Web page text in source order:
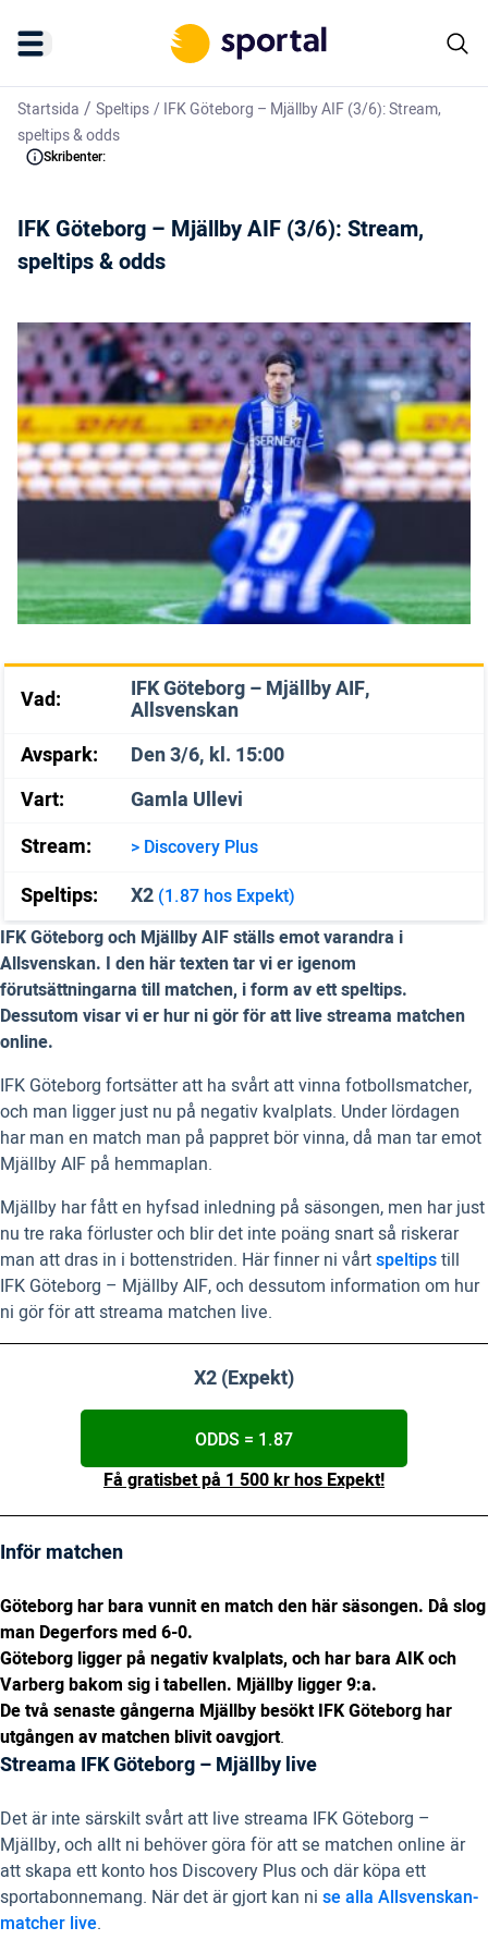
Startsida / Speltips/IFK Göteborg – Mjällby AIF (3/6): Stream,
speltips & odds
Skribenter:
IFK Göteborg – Mjällby AIF (3/6): Stream,
speltips & odds
Vad: IFK Göteborg – Mjällby AIF,
Allsvenskan
Avspark:
Den 3/6, kl. 15:00
Vart:
Gamla Ullevi
Stream:
> Discovery Plus
Speltips: X2 (1.87 hos Expekt)
IFK Göteborg och Mjällby AIF ställs emot varandra i
Allsvenskan. I den här texten tar vi er igenom
förutsättningarna till matchen, i form av ett speltips.
Dessutom visar vi er hur ni gör för att live streama matchen
online.
IFK Göteborg fortsätter att ha svårt att vinna fotbollsmatcher,
och man ligger just nu på negativ kvalplats. Under lördagen
har man en match man på pappret bör vinna, då man tar emot
Mjällby AIF på hemmaplan.
Mjällby har fått en hyfsad inledning på säsongen, men har just
nu tre raka förluster och blir det inte poäng snart så riskerar
man att dras in i bottenstriden. Här finner ni vårtspeltipstill
IFK Göteborg – Mjällby AIF, och dessutom information om hur
ni gör för att streama matchen live.
X2 (Expekt)
ODDS = 1.87
Få gratisbet på 1 500 kr hos Expekt!
Inför matchen
Göteborg har bara vunnit en match den här säsongen. Då slog
man Degerfors med 6-0.
Göteborg ligger på negativ kvalplats, och har bara AIK och
Varberg bakom sig i tabellen. Mjällby ligger 9:a.
De två senaste gångerna Mjällby besökt IFK Göteborg har
utgången av matchen blivit oavgjort.
Streama IFK Göteborg – Mjällby live
Det är inte särskilt svårt att live streama IFK Göteborg –
Mjällby, och allt ni behöver göra för att se matchen online är
att skapa ett konto hos Discovery Plus och där köpa ett
sportabonnemang. När det är gjort kan ni se alla Allsvenskan-
matcher live.